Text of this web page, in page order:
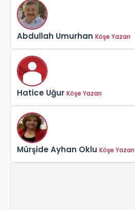
Abdullah Umurhan Köşe Yazarı
Hatice Uğur Köşe Yazarı
Mürşide Ayhan Oklu Köşe Yazarı